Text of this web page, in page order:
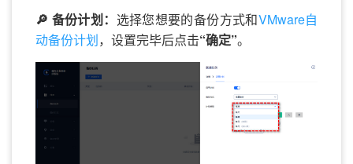
🔎 备份计划： 选择您想要的备份方式和VMware自
动备份计划，设置完毕后点击“确定”。